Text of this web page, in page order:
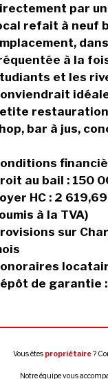
par
refait à neuf
à la
et les
bar à jus,
au bail : 150
HC : 2
à la TVA)
sur
de garantie
Vous êtes propriétaire?
Notre équipe vous